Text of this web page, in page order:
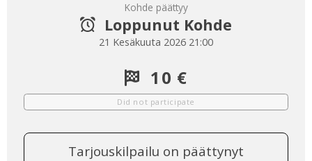
Kohde päättyy
Loppunut Kohde
21 Kesäkuuta 2026 21:00
10 €
Did not participate
Tarjouskilpailu on päättynyt